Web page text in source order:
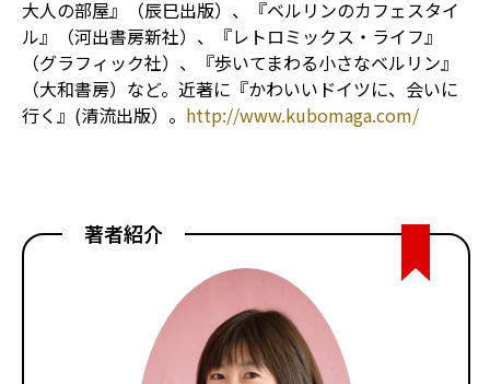
大人の部屋』（辰巳出版）、『ベルリンのカフェスタイ
ル』（河出書房新社）、『レトロミックス・ライフ』
（グラフィック社）、『歩いてまわる小さなベルリン』
（大和書房）など。近著に『かわいいドイツに、会いに
行く』(清流出版）。 http://www.kubomaga.com/
著者紹介